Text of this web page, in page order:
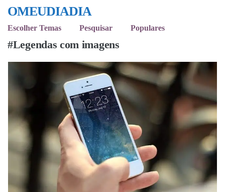
OMEUDIADIA
Escolher Temas Pesquisar Populares
#Legendas com imagens